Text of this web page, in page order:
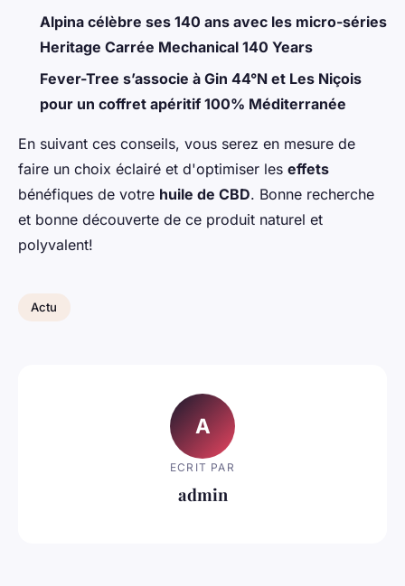
Alpina célèbre ses 140 ans avec les micro-séries
Heritage Carrée Mechanical 140 Years
Fever-Tree s’associe à Gin 44°N et Les Niçois
pour un coffret apéritif 100% Méditerranée
En suivant ces conseils, vous serez en mesure de
faire un choix éclairé et d'optimiser les effets
bénéfiques de votre huile de CBD. Bonne recherche
et bonne découverte de ce produit naturel et
polyvalent!
Actu
A
ECRIT PAR
admin